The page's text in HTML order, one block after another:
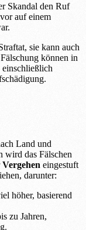
Skandal den Ruf
auf einem
sie kann auch
können in
einschließlich
Land und
wird das Fälschen
Vergehen eingestuft
darunter:
höher, basierend
zu Jahren,